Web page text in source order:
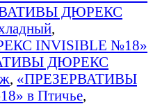
ДЮРЕКС
,
INVISIBLE №18»
ДЮРЕКС
, «ПРЕЗЕРВАТИВЫ
в Птичье,